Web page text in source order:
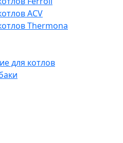
ACV
Thermona
для котлов